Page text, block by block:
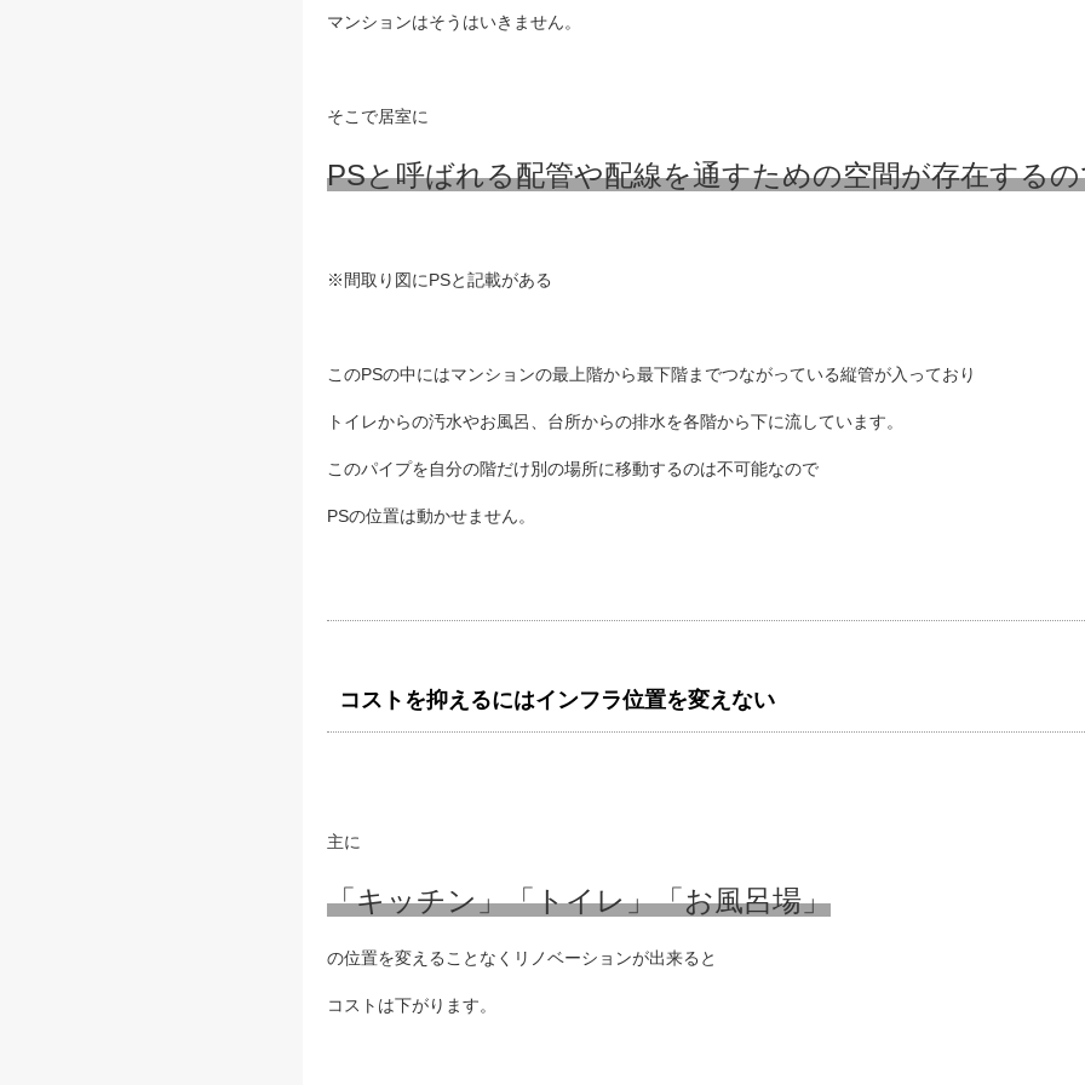
マンションはそうはいきません。
そこで居室に
PSと呼ばれる配管や配線を通すための空間が存在する
※間取り図にPSと記載がある
このPSの中にはマンションの最上階から最下階までつながっている縦管が入っており
トイレからの汚水やお風呂、台所からの排水を各階から下に流しています。
このパイプを自分の階だけ別の場所に移動するのは不可能なので
PSの位置は動かせません。
コストを抑えるにはインフラ位置を変えない
主に
「キッチン」「トイレ」「お風呂場」
の位置を変えることなくリノベーションが出来ると
コストは下がります。